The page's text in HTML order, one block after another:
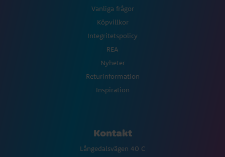
Vanliga frågor
Köpvillkor
Integritetspolicy
REA
Nyheter
Returinformation
Inspiration
Kontakt
Långedalsvägen 40 C